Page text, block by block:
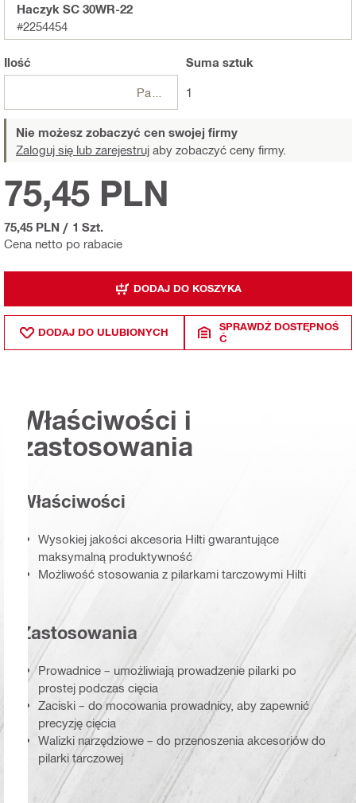
Haczyk SC 30WR-22
#2254454
Ilość Suma sztuk
1
Nie możesz zobaczyć cen swojej firmy
Zaloguj się lub zarejestruj aby zobaczyć ceny firmy.
Cena netto po rabacie
75,45 PLN
75,45 PLN / 1 Szt.
DODAJ DO KOSZYKA
DODAJ DO ULUBIONYCH
SPRAWDŹ DOSTĘPNOŚ
Ć
Właściwości i
zastosowania
Właściwości
Wysokiej jakości akcesoria Hilti gwarantujące
maksymalną produktywność
Możliwość stosowania z pilarkami tarczowymi Hilti
Zastosowania
Prowadnice – umożliwiają prowadzenie pilarki po
prostej podczas cięcia
Zaciski – do mocowania prowadnicy, aby zapewnić
precyzję cięcia
Walizki narzędziowe – do przenoszenia akcesoriów do
pilarki tarczowej